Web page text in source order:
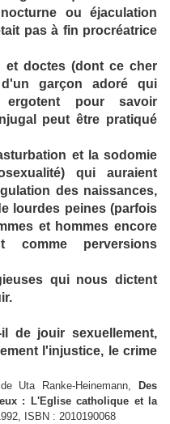
ou éjaculation
pas à fin procréatrice
et doctes (dont ce cher
garçon adoré qui
pour savoir
peut être pratiqué
et la sodomie
qui auraient
des naissances,
lourdes peines (parfois
et hommes encore
comme perversions
qui nous dictent
de jouir sexuellement,
l'injustice, le crime
Uta Ranke-Heinemann,
Des
: L'Eglise catholique et la
ISBN : 2010190068